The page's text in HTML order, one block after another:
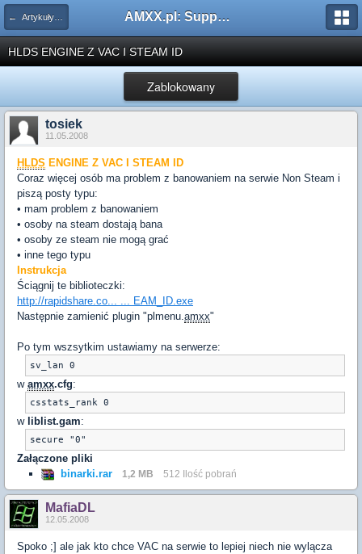
← Artykuły i Instrukcje AMXX.pl: Support AMX Mod X i SourceMod
HLDS ENGINE Z VAC I STEAM ID
Zablokowany
tosiek
11.05.2008
HLDS ENGINE Z VAC I STEAM ID
Coraz więcej osób ma problem z banowaniem na serwie Non Steam i
piszą posty typu:
• mam problem z banowaniem
• osoby na steam dostają bana
• osoby ze steam nie mogą grać
• inne tego typu
Instrukcja
Ściągnij te biblioteczki:
http://rapidshare.co... ... EAM_ID.exe
Następnie zamienić plugin "plmenu.amxx"
Po tym wszsytkim ustawiamy na serwerze:
sv_lan 0
w amxx.cfg:
csstats_rank 0
w liblist.gam:
secure "0"
Załączone pliki
binarki.rar
1,2 MB 512 Ilość pobrań
MafiaDL
12.05.2008
Spoko ;] ale jak kto chce VAC na serwie to lepiej niech nie wylącza